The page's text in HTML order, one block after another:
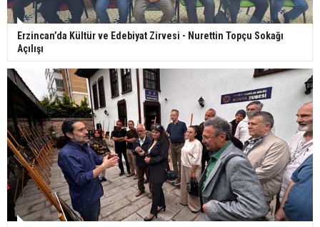
Erzincan’da Kültür ve Edebiyat Zirvesi - Nurettin Topçu Sokağı
Açılışı